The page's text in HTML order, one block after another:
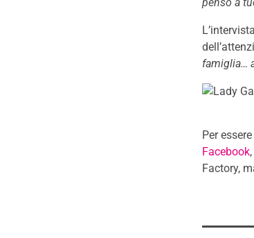
famiglia…
Per
Facebook,
Factory,